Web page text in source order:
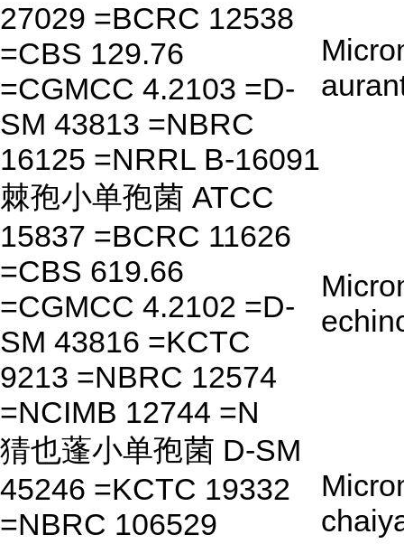
27029 =BCRC 12538
=CBS 129.76
=CGMCC 4.2103 =D-
SM 43813 =NBRC
16125 =NRRL B-16091
棘孢小单孢菌 ATCC
15837 =BCRC 11626
=CBS 619.66
=CGMCC 4.2102 =D-
SM 43816 =KCTC
9213 =NBRC 12574
=NCIMB 12744 =N
猜也蓬小单孢菌 D-SM
45246 =KCTC 19332
=NBRC 106529